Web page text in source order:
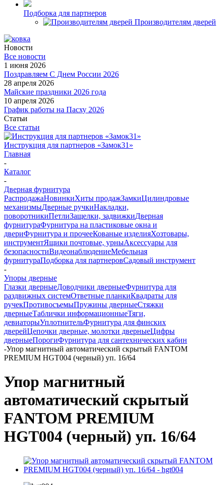
Подборка для партнеров
Производителям дверей
Новости
Все новости
1 июня 2026
Поздравляем С Днем России 2026
28 апреля 2026
Майские праздники 2026 года
10 апреля 2026
График работы на Пасху 2026
Статьи
Все статьи
Инструкция для партнеров «Замок31»
Главная
-
Каталог
-
Дверная фурнитура
РаспродажаНовинкиХиты продажЗамкиЦилиндровые
механизмыДверные ручкиНакладки,
поворотникиПетлиЗащелки, задвижкиДверная
фурнитураФурнитура на пластиковые окна и
двериФурнитура и прочееКованые изделияХозтовары,
инструментЯщики почтовые, урныАксессуары для
безопасностиВидеонаблюдениеМебельная
фурнитураПодборка для партнеровСадовый инструмент
-
Упоры дверные
Глазки дверныеДоводчики дверныеФурнитура для
раздвижных системОтветные планкиКвадраты для
ручекПротивосъемыПружины дверныеСтяжки
дверныеТаблички информационныеТяги,
девиаторыУплотнительФурнитура для финских
дверейЦепочки дверные, молотки дверныеЦифры
дверныеПорогиФурнитура для сантехнических кабин
-Упор магнитный автоматический скрытый FANTOM
PREMIUM HGT004 (черный) уп. 16/64
Упор магнитный
автоматический скрытый
FANTOM PREMIUM
HGT004 (черный) уп. 16/64